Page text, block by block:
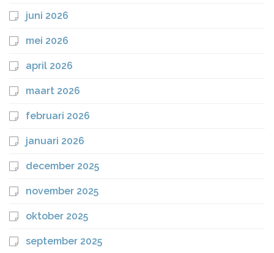
juni 2026
mei 2026
april 2026
maart 2026
februari 2026
januari 2026
december 2025
november 2025
oktober 2025
september 2025